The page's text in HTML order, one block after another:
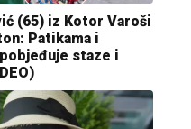
(65) iz Kotor Varoši
Patikama i
staze i